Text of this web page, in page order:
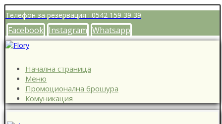
Телефон за резервация : 0542 159 39 39
Facebook Instagram Whatsapp
Начална страница
Меню
Промоционална брошура
Комуникация